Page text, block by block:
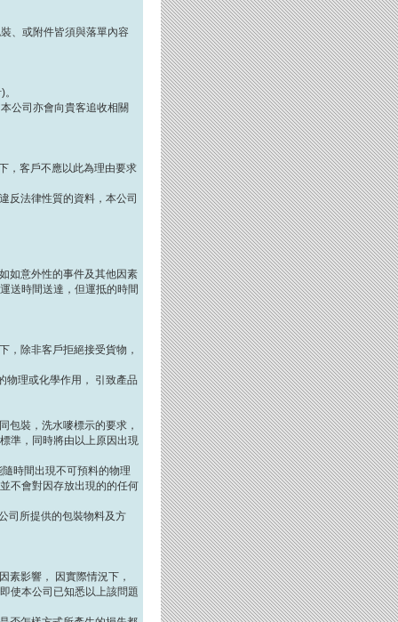
、或附件皆須與落單內容
公司亦會向貴客追收相關
，客戶不應以此為理由要求
反法律性質的資料，本公司
如意外性的事件及其他因素
送時間送達，但運抵的時間
，除非客戶拒絕接受貨物，
物理或化學作用， 引致產品
包裝，洗水嘜標示的要求，
準，同時將由以上原因出現
時間出現不可預料的物理
不會對因存放出現的的任何
司所提供的包裝物料及方
素影響， 因實際情況下，
使本公司已知悉以上該問題